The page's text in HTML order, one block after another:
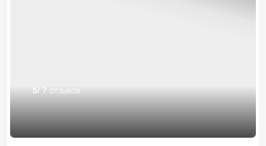
5/ 7 отзывов